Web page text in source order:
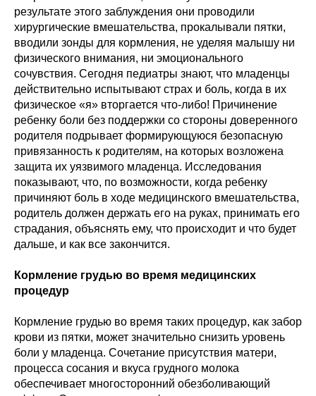
результате этого заблуждения они проводили
хирургические вмешательства, прокалывали пятки,
вводили зонды для кормления, не уделяя малышу ни
физического внимания, ни эмоционального
сочувствия. Сегодня педиатры знают, что младенцы
действительно испытывают страх и боль, когда в их
физическое «я» вторгается что-либо! Причинение
ребенку боли без поддержки со стороны доверенного
родителя подрывает формирующуюся безопасную
привязанность к родителям, на которых возложена
защита их уязвимого младенца. Исследования
показывают, что, по возможности, когда ребенку
причиняют боль в ходе медицинского вмешательства,
родитель должен держать его на руках, принимать его
страдания, объяснять ему, что происходит и что будет
дальше, и как все закончится.
Кормление грудью во время медицинских
процедур
Кормление грудью во время таких процедур, как забор
крови из пятки, может значительно снизить уровень
боли у младенца. Сочетание присутствия матери,
процесса сосания и вкуса грудного молока
обеспечивает многосторонний обезболивающий